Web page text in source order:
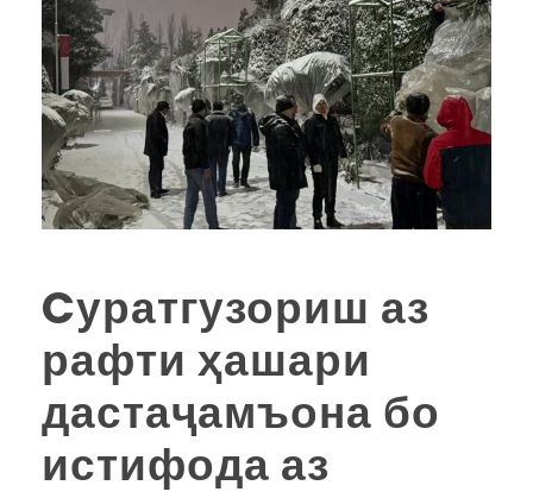
Cуратгузориш аз
рафти ҳашари
дастаҷамъона бо
истифода аз